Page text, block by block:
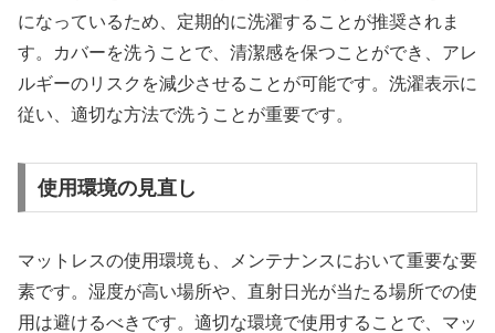
になっているため、定期的に洗濯することが推奨されま
す。カバーを洗うことで、清潔感を保つことができ、アレ
ルギーのリスクを減少させることが可能です。洗濯表示に
従い、適切な方法で洗うことが重要です。
使用環境の見直し
マットレスの使用環境も、メンテナンスにおいて重要な要
素です。湿度が高い場所や、直射日光が当たる場所での使
用は避けるべきです。適切な環境で使用することで、マッ